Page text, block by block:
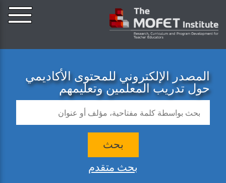
المصدر الإلكتروني للمحتوى الأكاديمي
حول تدريب المعلمين وتعليمهم
بحث
بحث متقدم